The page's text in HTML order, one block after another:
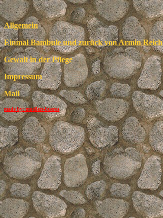
Allgemein
Einmal Bambule und zurück von Armin Reich
Gewalt in der Pflege
Impressum
Mail
made by: muellers-bueros